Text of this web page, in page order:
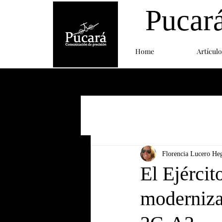
Home
El
Florencia Lucero